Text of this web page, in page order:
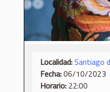
Localidad:Santiago
Fecha:06/10/2023
Horario: 22:00